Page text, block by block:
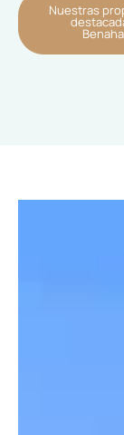
Nuestras